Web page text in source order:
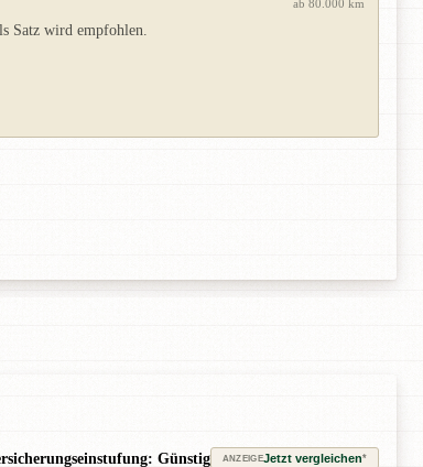
ab 80.000 km
Satz wird empfohlen.
Günstig ANZEIGEJetzt vergleichen*